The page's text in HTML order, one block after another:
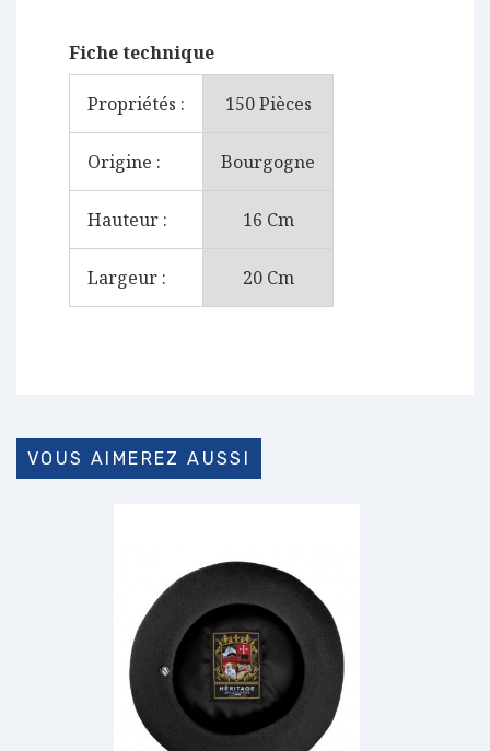
Fiche technique
Propriétés : 150 Pièces
Origine : Bourgogne
Hauteur : 16 Cm
Largeur : 20 Cm
VOUS AIMEREZ AUSSI